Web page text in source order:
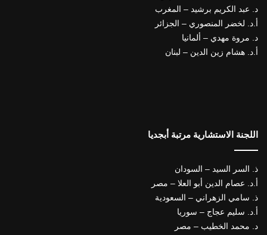
د. عبد الكريم برشيد – المغرب
أ.د. لخضر المنصوري – الجزائر
د. مروة مهدي – ألمانيا
أ.د. هشام زين الدين – لبنان
اللجنة الاستشارية مرتبة أبجديا
ذ. السر السيد – السودان
أ.د. عصام الدين أبو العلا – مصر
ذ. سامي الزهراني – السعودية
أ.د. سليم عجاج – سوريا
د. محمد الخطيب – مصر